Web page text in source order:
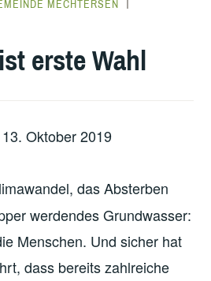
MECHTERSEN
erste Wahl
Oktober 2019
das Absterben
werdendes Grundwasser:
Menschen. Und sicher hat
dass bereits zahlreiche